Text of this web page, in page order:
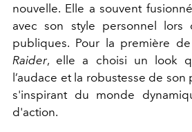
nouvelle. Elle a souvent
avec son style personnel lors
publiques. Pour la première de
Raider, elle a choisi un look
l’audace et la robustesse de
s'inspirant du monde
d'action.